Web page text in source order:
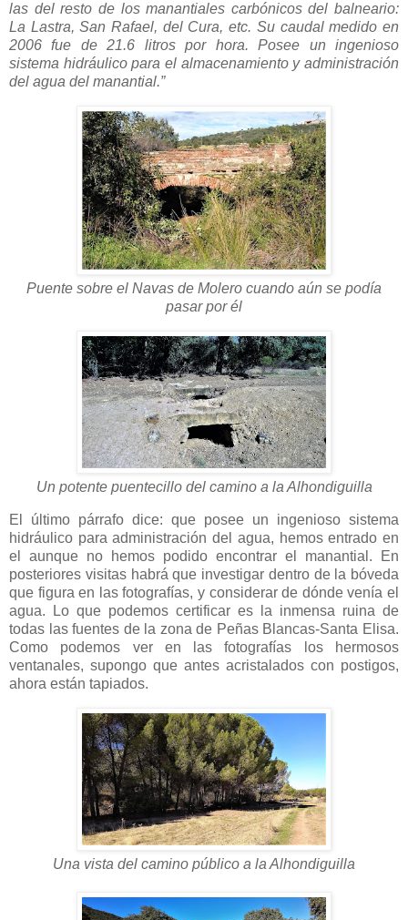
las del resto de los manantiales carbónicos del balneario:
La Lastra, San Rafael, del Cura, etc. Su caudal medido en
2006 fue de 21.6 litros por hora. Posee un ingenioso
sistema hidráulico para el almacenamiento y administración
del agua del manantial.”
Puente sobre el Navas de Molero cuando aún se podía
pasar por él
Un potente puentecillo del camino a la Alhondiguilla
El último párrafo dice: que posee un ingenioso sistema
hidráulico para administración del agua, hemos entrado en
el aunque no hemos podido encontrar el manantial. En
posteriores visitas habrá que investigar dentro de la bóveda
que figura en las fotografías, y considerar de dónde venía el
agua. Lo que podemos certificar es la inmensa ruina de
todas las fuentes de la zona de Peñas Blancas-Santa Elisa.
Como podemos ver en las fotografías los hermosos
ventanales, supongo que antes acristalados con postigos,
ahora están tapiados.
Una vista del camino público a la Alhondiguilla